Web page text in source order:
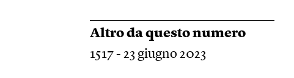
Altro da questo numero
1517 - 23 giugno 2023